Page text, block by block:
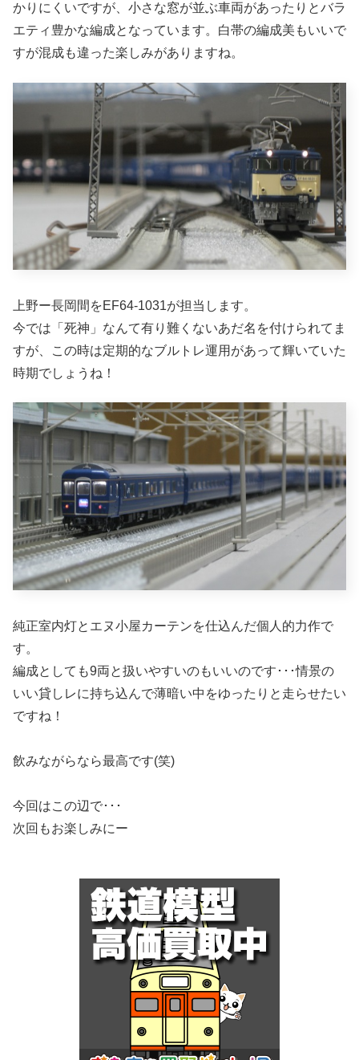
かりにくいですが、小さな窓が並ぶ車両があったりとバラ
エティ豊かな編成となっています。白帯の編成美もいいで
すが混成も違った楽しみがありますね。
上野ー長岡間をEF64-1031が担当します。
今では「死神」なんて有り難くないあだ名を付けられてま
すが、この時は定期的なブルトレ運用があって輝いていた
時期でしょうね！
純正室内灯とエヌ小屋カーテンを仕込んだ個人的力作で
す。
編成としても9両と扱いやすいのもいいのです･･･情景の
いい貸しレに持ち込んで薄暗い中をゆったりと走らせたい
ですね！
飲みながらなら最高です(笑)
今回はこの辺で･･･
次回もお楽しみにー